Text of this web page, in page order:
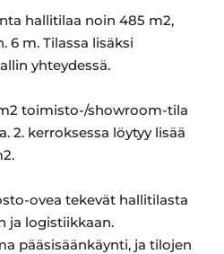
hallitilaa noin 485 m2,
6 m. Tilassa lisäksi
yhteydessä.
toimisto-/showroom-tila
2. kerroksessa löytyy lisää
ovea tekevät hallitilasta
ja logistiikkaan.
pääsisäänkäynti, ja tilojen